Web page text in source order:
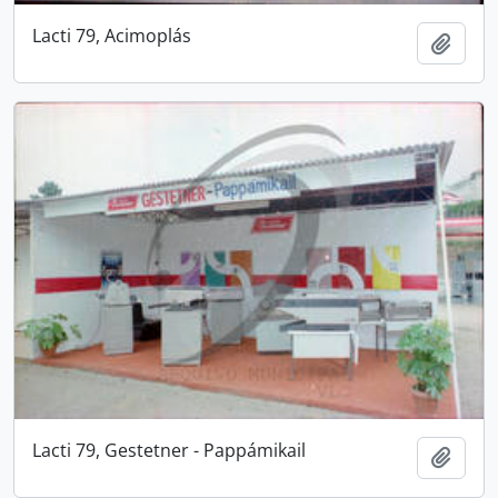
Lacti 79, Acimoplás
Lacti 79, Gestetner - Pappámikail